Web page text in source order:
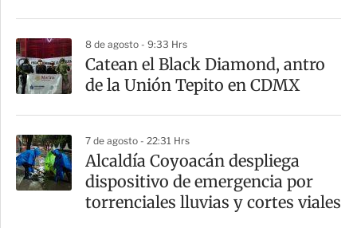
8 de agosto - 9:33 Hrs
Catean el Black Diamond, antro
de la Unión Tepito en CDMX
7 de agosto - 22:31 Hrs
Alcaldía Coyoacán despliega
dispositivo de emergencia por
torrenciales lluvias y cortes viales